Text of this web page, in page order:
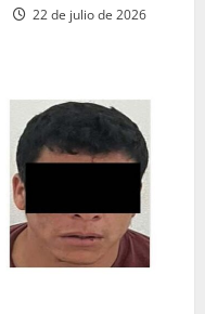
22 de julio de 2026